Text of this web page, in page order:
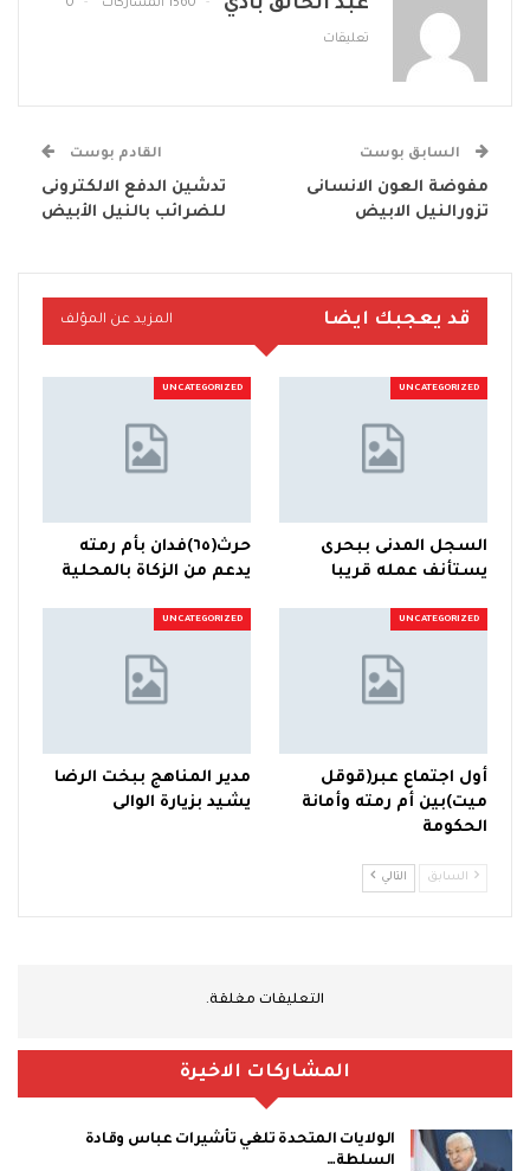
عبد الخالق بادي 1560 المشاركات 0
تعليقات
السابق بوست
مفوضة العون الانسانى
تزورالنيل الابيض
القادم بوست
تدشين الدفع الالكترونى
للضرائب بالنيل الأبيض
قد يعجبك ايضا المزيد عن المؤلف
UNCATEGORIZED
السجل المدنى ببحرى
يستأنف عمله قريبا
UNCATEGORIZED
حرث(٦٥)فدان بأم رمته
يدعم من الزكاة بالمحلية
UNCATEGORIZED
أول اجتماع عبر(قوقل
ميت)بين أم رمته وأمانة
الحكومة
UNCATEGORIZED
مدير المناهج ببخت الرضا
يشيد بزيارة الوالى
السابق التالي
التعليقات مغلقة.
المشاركات الاخيرة
الولايات المتحدة تلغي تأشيرات عباس وقادة
السلطة…